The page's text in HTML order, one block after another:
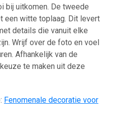
bij uitkomen. De tweede
een witte toplaag. Dit levert
details die vanuit elke
Wrijf over de foto en voel
Afhankelijk van de
te maken uit deze
Fenomenale decoratie voor